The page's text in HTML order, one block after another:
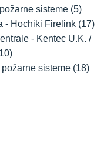
sisteme (5)
- Hochiki Firelink (17)
- Kentec U.K. /
sisteme (18)